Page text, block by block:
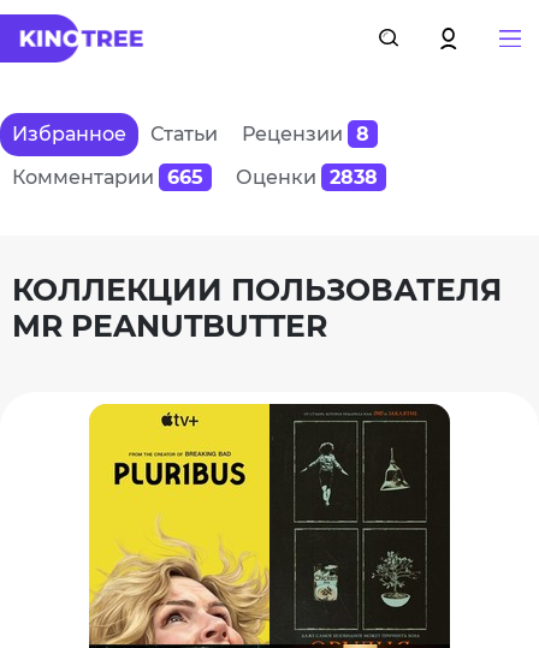
Избранное Статьи Рецензии
8
Комментарии
665 Оценки 2838
КОЛЛЕКЦИИ ПОЛЬЗОВАТЕЛЯ
MR PEANUTBUTTER